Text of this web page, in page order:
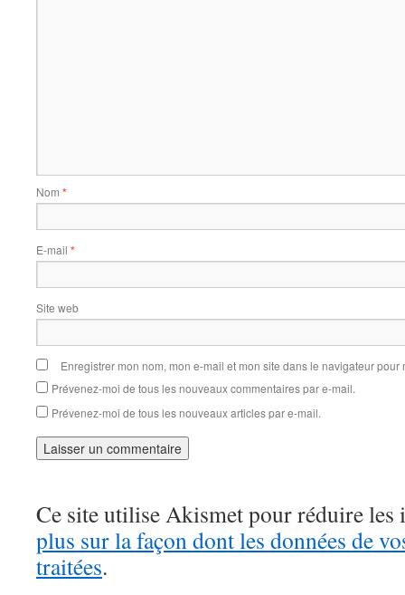
Nom *
E-mail *
Site web
Enregistrer mon nom, mon e-mail et mon site dans le navigateur
Prévenez-moi de tous les nouveaux commentaires par e-mail.
Prévenez-moi de tous les nouveaux articles par e-mail.
Ce site utilise Akismet pour réduire les
plus sur la façon dont les données de
traitées.